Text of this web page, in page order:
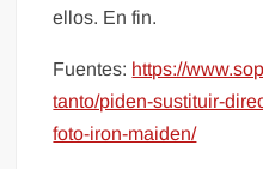
ellos. En fin.
Fuentes: https://
tanto/piden-sustituir-
foto-iron-maiden/